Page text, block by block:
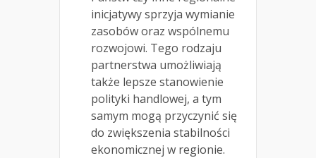
inicjatywy sprzyja wymianie
zasobów oraz wspólnemu
rozwojowi. Tego rodzaju
partnerstwa umożliwiają
także lepsze stanowienie
polityki handlowej, a tym
samym mogą przyczynić się
do zwiększenia stabilności
ekonomicznej w regionie.